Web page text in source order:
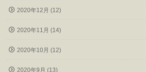
2020年12月 (12)
2020年11月 (14)
2020年10月 (12)
2020年9月 (13)